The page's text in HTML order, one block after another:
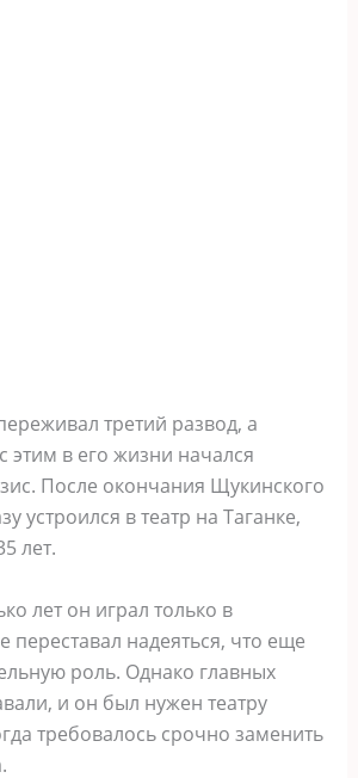
третий развод, а
этим в его жизни начался
После окончания Щукинского
устроился в театр на Таганке,
лет.
лет он играл только в
переставал надеяться, что еще
роль. Однако главных
и он был нужен театру
требовалось срочно заменить